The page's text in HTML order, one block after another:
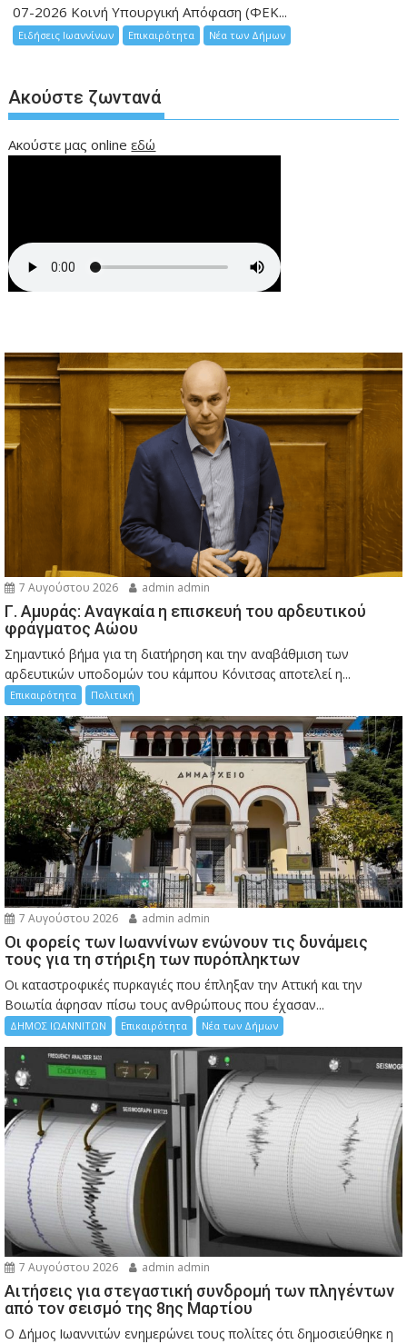
07-2026 Κοινή Υπουργική Απόφαση (ΦΕΚ...
Ειδήσεις Ιωαννίνων Επικαιρότητα Νέα των Δήμων
Ακούστε ζωντανά
Ακούστε μας onlineεδώ
7 Αυγούστου 2026 admin admin
Γ. Αμυράς: Αναγκαία η επισκευή του αρδευτικού
φράγματος Αώου
Σημαντικό βήμα για τη διατήρηση και την αναβάθμιση των
αρδευτικών υποδομών του κάμπου Κόνιτσας αποτελεί η...
Επικαιρότητα Πολιτική
7 Αυγούστου 2026 admin admin
Οι φορείς των Ιωαννίνων ενώνουν τις δυνάμεις
τους για τη στήριξη των πυρόπληκτων
Οι καταστροφικές πυρκαγιές που έπληξαν την Αττική και την
Bοιωτία άφησαν πίσω τους ανθρώπους που έχασαν...
ΔΗΜΟΣ ΙΩΑΝΝΙΤΩΝ Επικαιρότητα Νέα των Δήμων
7 Αυγούστου 2026 admin admin
Αιτήσεις για στεγαστική συνδρομή των πληγέντων
από τον σεισμό της 8ης Μαρτίου
Ο Δήμος Ιωαννιτών ενημερώνει τους πολίτες ότι δημοσιεύθηκε η